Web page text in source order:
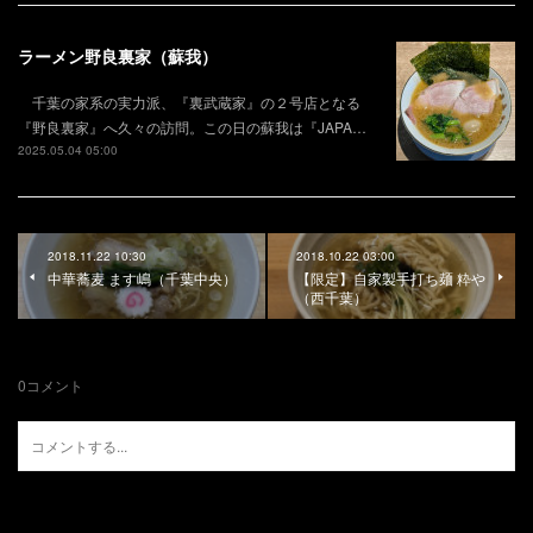
ラーメン野良裏家（蘇我）
千葉の家系の実力派、『裏武蔵家』の２号店となる
『野良裏家』へ久々の訪問。この日の蘇我は『JAPA…
2025.05.04 05:00
2018.11.22 10:30
中華蕎麦 ます嶋（千葉中央）
2018.10.22 03:00
【限定】自家製手打ち麺 粋や
（西千葉）
0コメント